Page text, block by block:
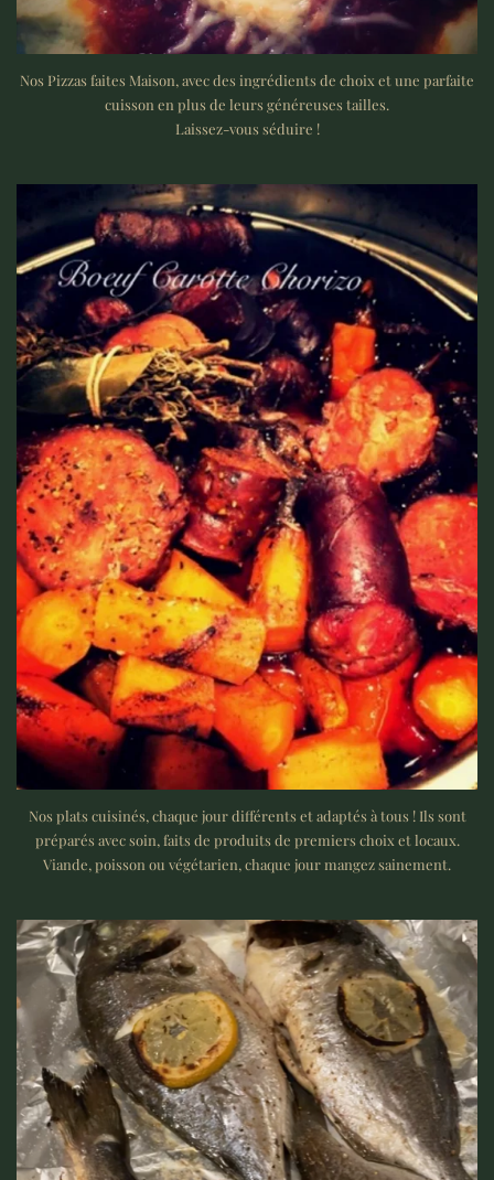
Nos Pizzas faites Maison, avec des ingrédients de choix et une parfaite
cuisson en plus de leurs généreuses tailles.
Laissez-vous séduire !
Nos plats cuisinés, chaque jour différents et adaptés à tous ! Ils sont
préparés avec soin, faits de produits de premiers choix et locaux.
Viande, poisson ou végétarien, chaque jour mangez sainement.